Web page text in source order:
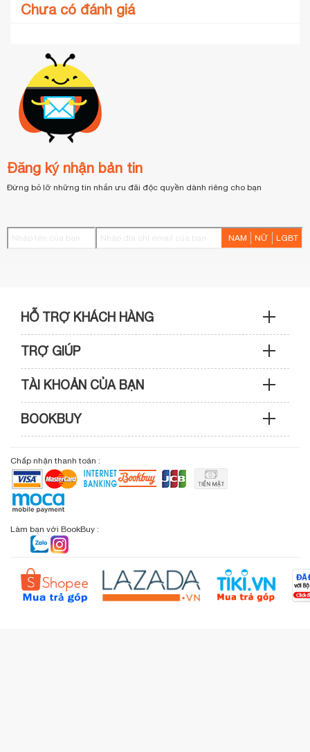
Chưa có đánh giá
Đăng ký nhận bản tin
Đừng bỏ lỡ những tin nhắn ưu đãi độc quyền dành riêng cho bạn
NAM NỮ LGBT
HỖ TRỢ KHÁCH HÀNG
Sản phẩm & Đơn hàng: 0933 109 009
Kỹ thuật & Bảo hành: 0989 439 986
Điện thoại: (028) 3820 7153 (giờ hành chính)
Email: info@bookbuy.vn
Địa chỉ: 9 Lý Văn Phức, P. Tân Định, TP.HCM
Sơ đồ đường đi
TRỢ GIÚP
Hướng dẫn mua hàng
Phương thức vận chuyển
Chính sách đổi - trả
Chính sách bồi hoàn
Câu hỏi thường gặp (FAQs)
TÀI KHOẢN CỦA BẠN
Cập nhật tài khoản
Giỏ hàng
Lịch sử giao dịch
Sản phẩm yêu thích
Kiểm tra đơn hàng
BOOKBUY
BookBuy trên Facebook
Liên hệ BookBuy
Đặt hàng theo yêu cầu
Chấp nhận thanh toán :
Làm bạn với BookBuy :